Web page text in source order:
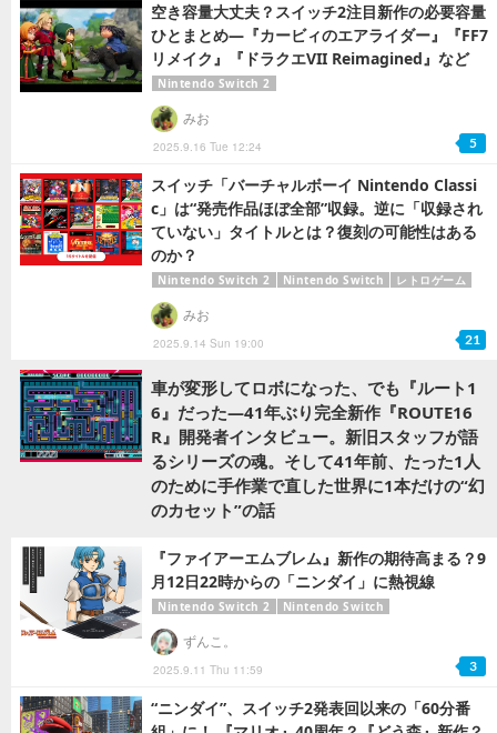
空き容量大丈夫？スイッチ2注目新作の必要容量
ひとまとめ―『カービィのエアライダー』『FF7
リメイク』『ドラクエVII Reimagined』など
Nintendo Switch 2
2025.9.16 Tue 12:24
みお
5
スイッチ「バーチャルボーイ Nintendo Classi
c」は“発売作品ほぼ全部”収録。逆に「収録され
ていない」タイトルとは？復刻の可能性はある
のか？
Nintendo Switch 2 Nintendo Switch レトロゲーム
2025.9.14 Sun 19:00
みお
21
車が変形してロボになった、でも『ルート1
6』だった―41年ぶり完全新作『ROUTE16
R』開発者インタビュー。新旧スタッフが語
るシリーズの魂。そして41年前、たった1人
のために手作業で直した世界に1本だけの“幻
のカセット”の話
『ファイアーエムブレム』新作の期待高まる？9
月12日22時からの「ニンダイ」に熱視線
Nintendo Switch 2 Nintendo Switch
2025.9.11 Thu 11:59
ずんこ。
3
“ニンダイ”、スイッチ2発表回以来の「60分番